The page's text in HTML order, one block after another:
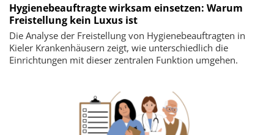
Hygienebeauftragte wirksam einsetzen: Warum
Freistellung kein Luxus ist
Die Analyse der Freistellung von Hygienebeauftragten in
Kieler Krankenhäusern zeigt, wie unterschiedlich die
Einrichtungen mit dieser zentralen Funktion umgehen.